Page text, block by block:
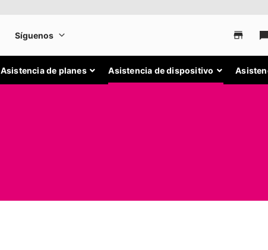
Asistencia de planes Asistencia de dispositivo